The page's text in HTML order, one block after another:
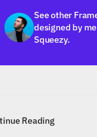
See other
designed by
Squeezy.
Reading